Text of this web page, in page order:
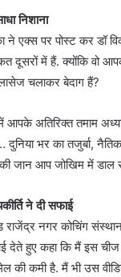
निशाना
ने एक्स पर पोस्ट कर डॉ
दूसरों में हैं. क्योंकि वो
चलाकर बेदाग हैं?
आपके अतिरिक्त तमाम
भर का तजुर्बा,
जान आप जोखिम में डाल
ने दी सफाई
नगर कोचिंग संस्थान
देते हुए कहा कि मैं इस
की कमी है. मैं भी उस